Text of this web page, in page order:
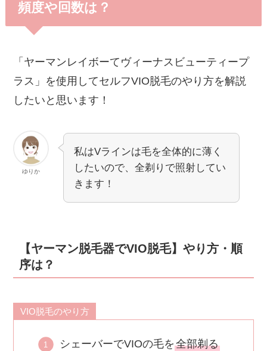
頻度や回数は？
「ヤーマンレイボーてヴィーナスビューティープ
ラス」を使用してセルフVIO脱毛のやり方を解説
したいと思います！
ゆりか
私はVラインは毛を全体的に薄く
したいので、全剃りで照射してい
きます！
【ヤーマン脱毛器でVIO脱毛】やり方・順
序は？
VIO脱毛のやり方
シェーバーでVIOの毛を全部剃る